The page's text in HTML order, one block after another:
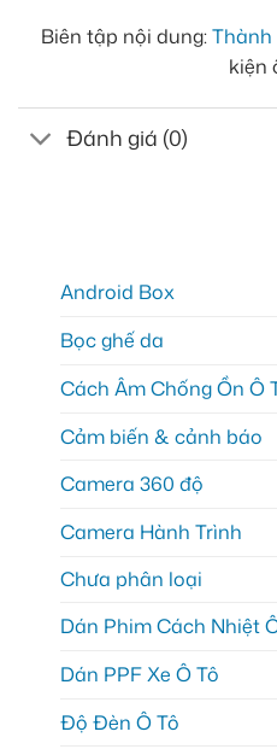
Biên tập nội dung:
kiện
Đánh giá (0)
Android Box
Bọc ghế da
Cách Âm Chống Ồn Ô
Cảm biến & cảnh báo
Camera 360 độ
Camera Hành Trình
Chưa phân loại
Dán Phim Cách Nhiệt
Dán PPF Xe Ô Tô
Độ Đèn Ô Tô